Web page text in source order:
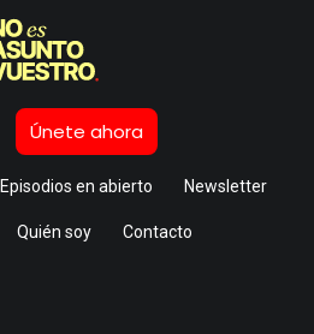
Únete ahora
Episodios en abierto Newsletter
Quién soy Contacto